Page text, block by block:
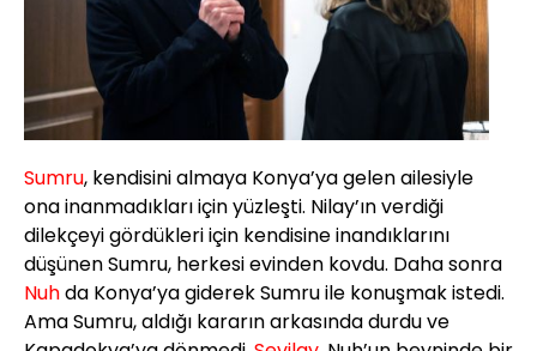
Sumru, kendisini almaya Konya’ya gelen ailesiyle
ona inanmadıkları için yüzleşti. Nilay’ın verdiği
dilekçeyi gördükleri için kendisine inandıklarını
düşünen Sumru, herkesi evinden kovdu. Daha sonra
Nuhda Konya’ya giderek Sumru ile konuşmak istedi.
Ama Sumru, aldığı kararın arkasında durdu ve